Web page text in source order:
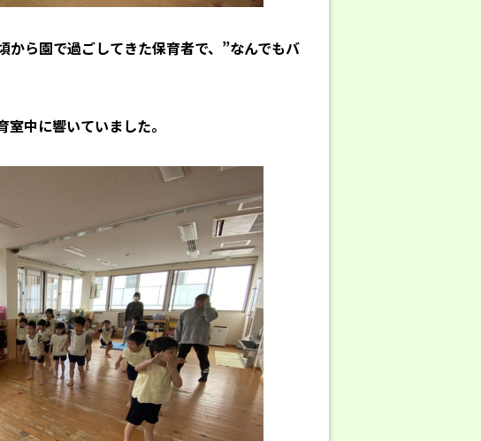
ら園で過ごしてきた保育者で、”なんでもバ
中に響いていました。